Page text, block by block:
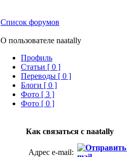
Список форумов
О пользователе naatally
Профиль
Cтатьи [ 0 ]
Переводы [ 0 ]
Блоги [ 0 ]
Фото [ 3 ]
Фото [ 0 ]
Как связаться с naatally
Адрес e-mail: